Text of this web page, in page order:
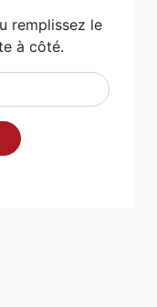
remplissez le
à côté.